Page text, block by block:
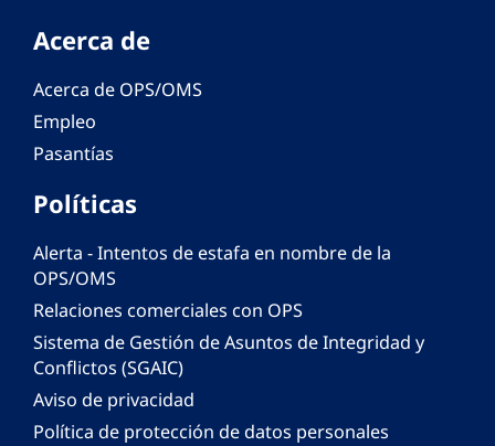
Acerca de
Acerca de OPS/OMS
Empleo
Pasantías
Políticas
Alerta - Intentos de estafa en nombre de la
OPS/OMS
Relaciones comerciales con OPS
Sistema de Gestión de Asuntos de Integridad y
Conflictos (SGAIC)
Aviso de privacidad
Política de protección de datos personales